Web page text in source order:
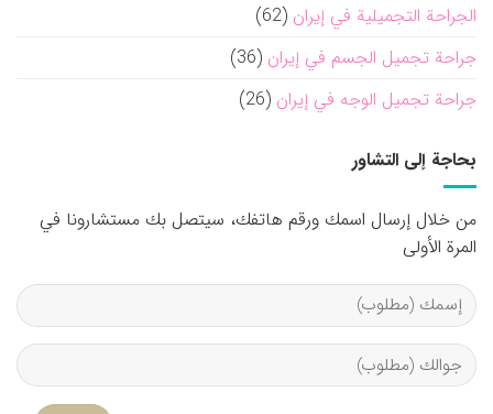
الجراحة التجميلية في إيران (62)
جراحة تجميل الجسم في إيران (36)
جراحة تجميل الوجه في إيران (26)
بحاجة إلى التشاور
من خلال إرسال اسمك ورقم هاتفك، سيتصل بك مستشارونا في
المرة الأولى